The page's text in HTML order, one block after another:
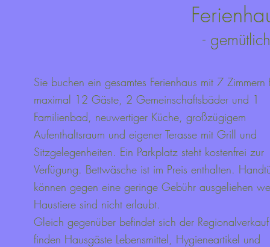
-
Sie buchen ein gesamtes Ferienhaus mit 7 Zimmern
maximal 12 Gäste, 2 Gemeinschaftsbäder und 1
Familienbad, neuwertiger Küche, großzügigem
Aufenthaltsraum und eigener Terasse mit Grill und
Sitzgelegenheiten. Ein Parkplatz steht kostenfrei zur
Verfügung. Bettwäsche ist im Preis enthalten.
können gegen eine geringe Gebühr ausgeliehen
Haustiere sind nicht erlaubt.
Gleich gegenüber befindet sich der
finden Hausgäste Lebensmittel, Hygieneartikel und